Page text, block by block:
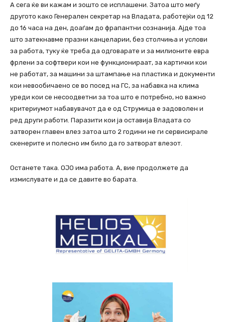
А сега ќе ви кажам и зошто се исплашени. Затоа што меѓу
другото како Генерален секретар на Владата, работејќи од 12
до 16 часа на ден, доаѓам до фрапантни сознанија. Ајде тоа
што затекнавме празни канцеларии, без столчиња и услови
за работа, туку ќе треба да одговарате и за милионите евра
фрлени за софтвери кои не функционираат, за картички кои
не работат, за машини за штампање на пластика и документи
кои невообичаено се во посед на ГС, за набавка на клима
уреди кои се несоодветни за тоа што е потребно, но важно
критериумот набавувачот да е од Струмица е задоволен и
ред други работи. Паразити кои ја оставија Владата со
затворен главен влез затоа што 2 години не ги сервисирале
скенерите и полесно им било да го затворат влезот.
Останете така. ОЈО има работа. А, вие продолжете да
измислувате и да се давите во барата.